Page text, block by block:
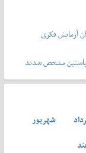
آزمایش فکری
مشخص شدند
شهريور